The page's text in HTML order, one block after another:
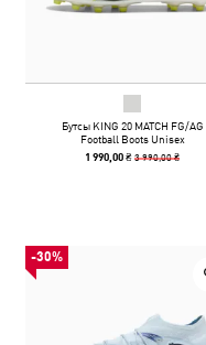
Бутсы KING 20 MATCH FG/AG
Football Boots Unisex
1 990,00 ₴3 990,00 ₴
-30%